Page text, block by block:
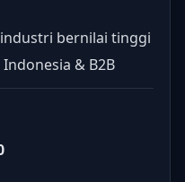
bernilai tinggi
& B2B